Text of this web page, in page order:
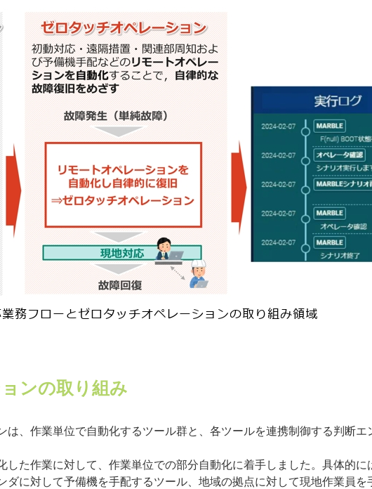
ンの取り組み
、作業単位で自動化するツール群と、各ツールを連携制御する判断エ
した作業に対して、作業単位での部分自動化に着手しました。具体的に
ダに対して予備機を手配するツール、地域の拠点に対して現地作業員を